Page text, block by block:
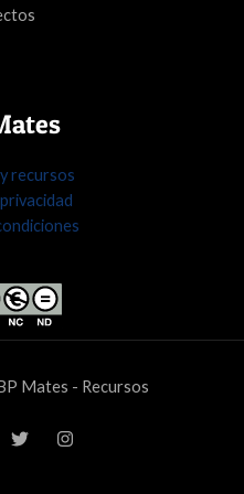
recursos
Mates - Recursos